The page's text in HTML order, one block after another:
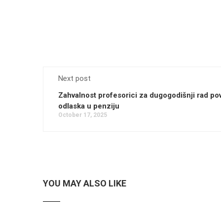
Next post
Zahvalnost profesorici za dugogodišnji rad
odlaska u penziju
October 17, 2025
YOU MAY ALSO LIKE